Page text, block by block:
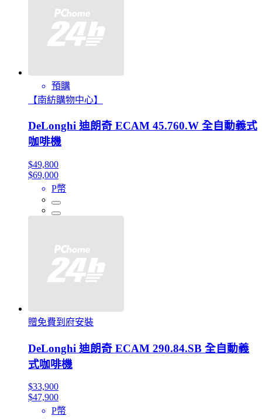
預購
【南紡購物中心】
DeLonghi 迪朗奇 ECAM 45.760.W 全自動義式
咖啡機
$49,800
$69,000
P幣
贈免費到府安裝
DeLonghi 迪朗奇 ECAM 290.84.SB 全自動義
式咖啡機
$33,900
$47,900
P幣